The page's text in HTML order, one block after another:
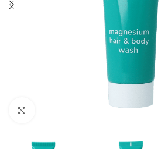
Klik om te vergroten